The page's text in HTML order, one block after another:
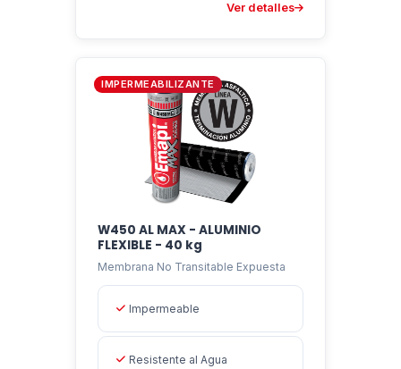
Ver detalles
IMPERMEABILIZANTE
W450 AL MAX - ALUMINIO
FLEXIBLE - 40 kg
Membrana No Transitable Expuesta
Impermeable
Resistente al Agua